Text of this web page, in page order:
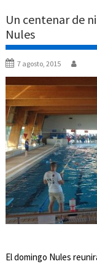
Un centenar de
Nules
7 agosto, 2015
El domingo Nules